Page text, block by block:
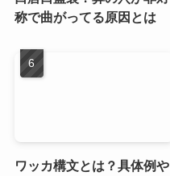
称で曲がってる原因とは
ワッカ構文とは？具体例や